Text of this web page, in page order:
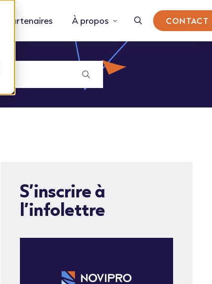
Partenaires À propos CONTACT
S’inscrire à
l’infolettre